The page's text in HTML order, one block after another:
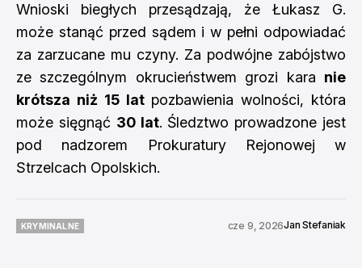
Wnioski biegłych przesądzają, że Łukasz G.
może stanąć przed sądem i w pełni odpowiadać
za zarzucane mu czyny. Za podwójne zabójstwo
ze szczególnym okrucieństwem grozi kara nie
krótsza niż 15 latpozbawienia wolności, która
może sięgnąć 30 lat. Śledztwo prowadzone jest
pod nadzorem Prokuratury Rejonowej w
Strzelcach Opolskich.
KRYMINALNE
cze 9, 2026Jan Stefaniak